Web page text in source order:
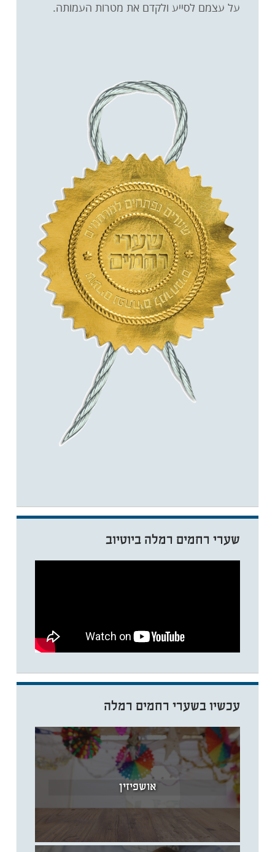
על עצמם לסייע ולקדם את מטרות העמותה.
שערי רחמים רמלה ביוטיוב
עכשיו בשערי רחמים רמלה
אושפיזין